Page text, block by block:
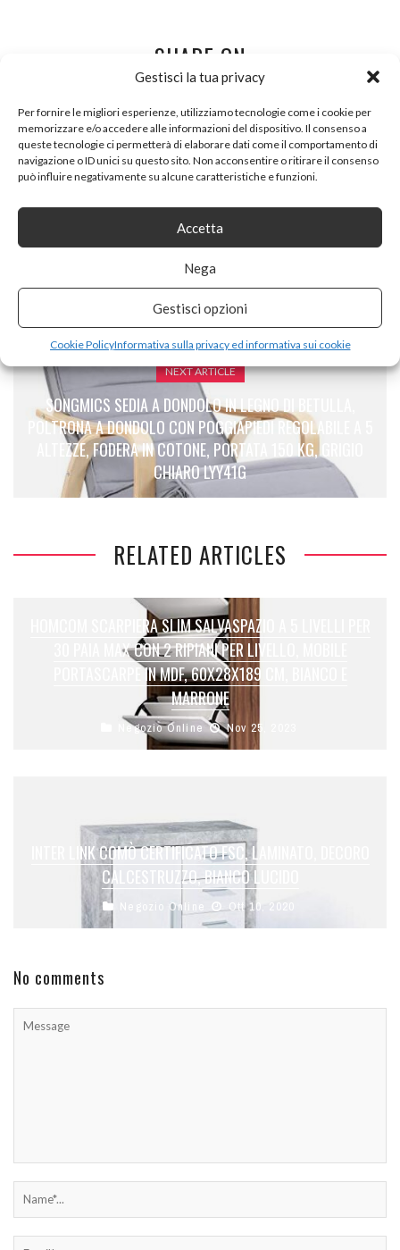
Gestisci la tua privacy
Per fornire le migliori esperienze, utilizziamo tecnologie come i cookie per
memorizzare e/o accedere alle informazioni del dispositivo. Il consenso a
queste tecnologie ci permetterà di elaborare dati come il comportamento di
navigazione o ID unici su questo sito. Non acconsentire o ritirare il consenso
può influire negativamente su alcune caratteristiche e funzioni.
Accetta
Nega
Gestisci opzioni
Cookie PolicyInformativa sulla privacy ed informativa sui cookie
SHARE ON
PREVIOUS ARTICLE
AVANTI TRENDSTORE RUDOLF – GUARDAROBA DA
INGRESSO CON SPECCHIO, 3 GANCI APPENDIABITO E
SCARPIERA. COLORE: GRIGIO/BIANCO
NEXT ARTICLE
SONGMICS SEDIA A DONDOLO IN LEGNO DI BETULLA,
POLTRONA A DONDOLO CON POGGIAPIEDI REGOLABILE A 5
ALTEZZE, FODERA IN COTONE, PORTATA 150 KG, GRIGIO
CHIARO LYY41G
RELATED ARTICLES
HOMCOM SCARPIERA SLIM SALVASPAZIO A 5 LIVELLI PER
30 PAIA MAX CON 2 RIPIANI PER LIVELLO, MOBILE
PORTASCARPE IN MDF, 60X28X189 CM, BIANCO E
MARRONE
Negozio Online Nov 25, 2023
INTER LINK COMÒ CERTIFICATO FSC, LAMINATO, DECORO
CALCESTRUZZO, BIANCO LUCIDO
Negozio Online Ott 10, 2020
No comments